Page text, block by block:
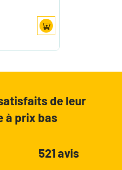
de leur
à prix bas
521 avis